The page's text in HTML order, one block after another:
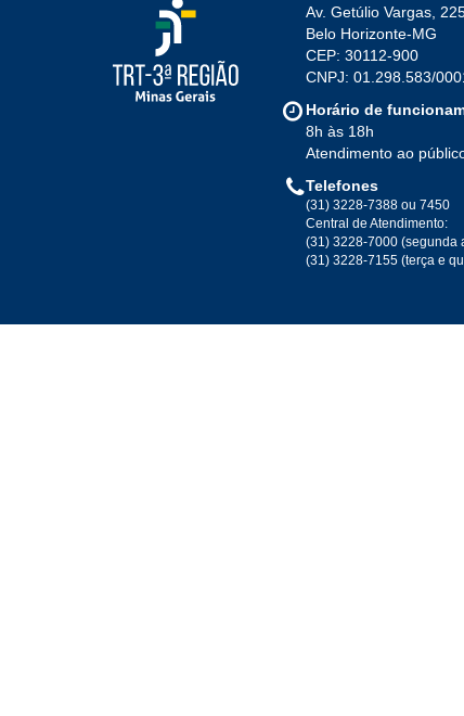
Av. Getúlio Vargas,
Belo Horizonte-MG
CEP: 30112-900
CNPJ: 01.298.583/
Horário de
8h às 18h
Atendimento ao
Telefones
(31) 3228-7388 ou 7450
Central de Atendimento:
(31) 3228-7000 (segunda
(31) 3228-7155 (terça e